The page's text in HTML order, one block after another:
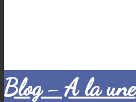
Blog - A la une